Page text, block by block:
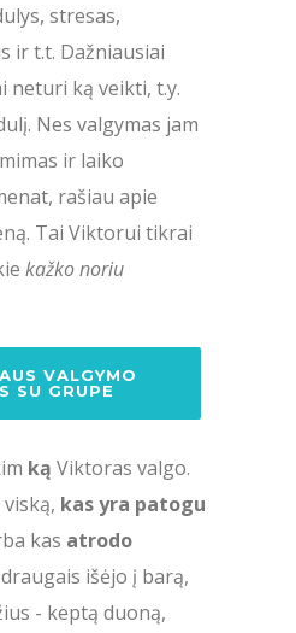
stresas,
ir t.t. Dažniausiai
neturi ką veikti, t.y.
Nes valgymas jam
ir laiko
rašiau apie
Tai Viktorui tikrai
kažko noriu
VALGYMO
SU GRUPE
ką Viktoras valgo.
kas yra patogu
kas atrodo
išėjo į barą,
- keptą duoną,